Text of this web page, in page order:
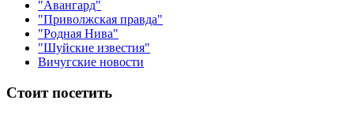
"Авангард"
"Приволжская правда"
"Родная Нива"
"Шуйские известия"
Вичугские новости
Стоит посетить